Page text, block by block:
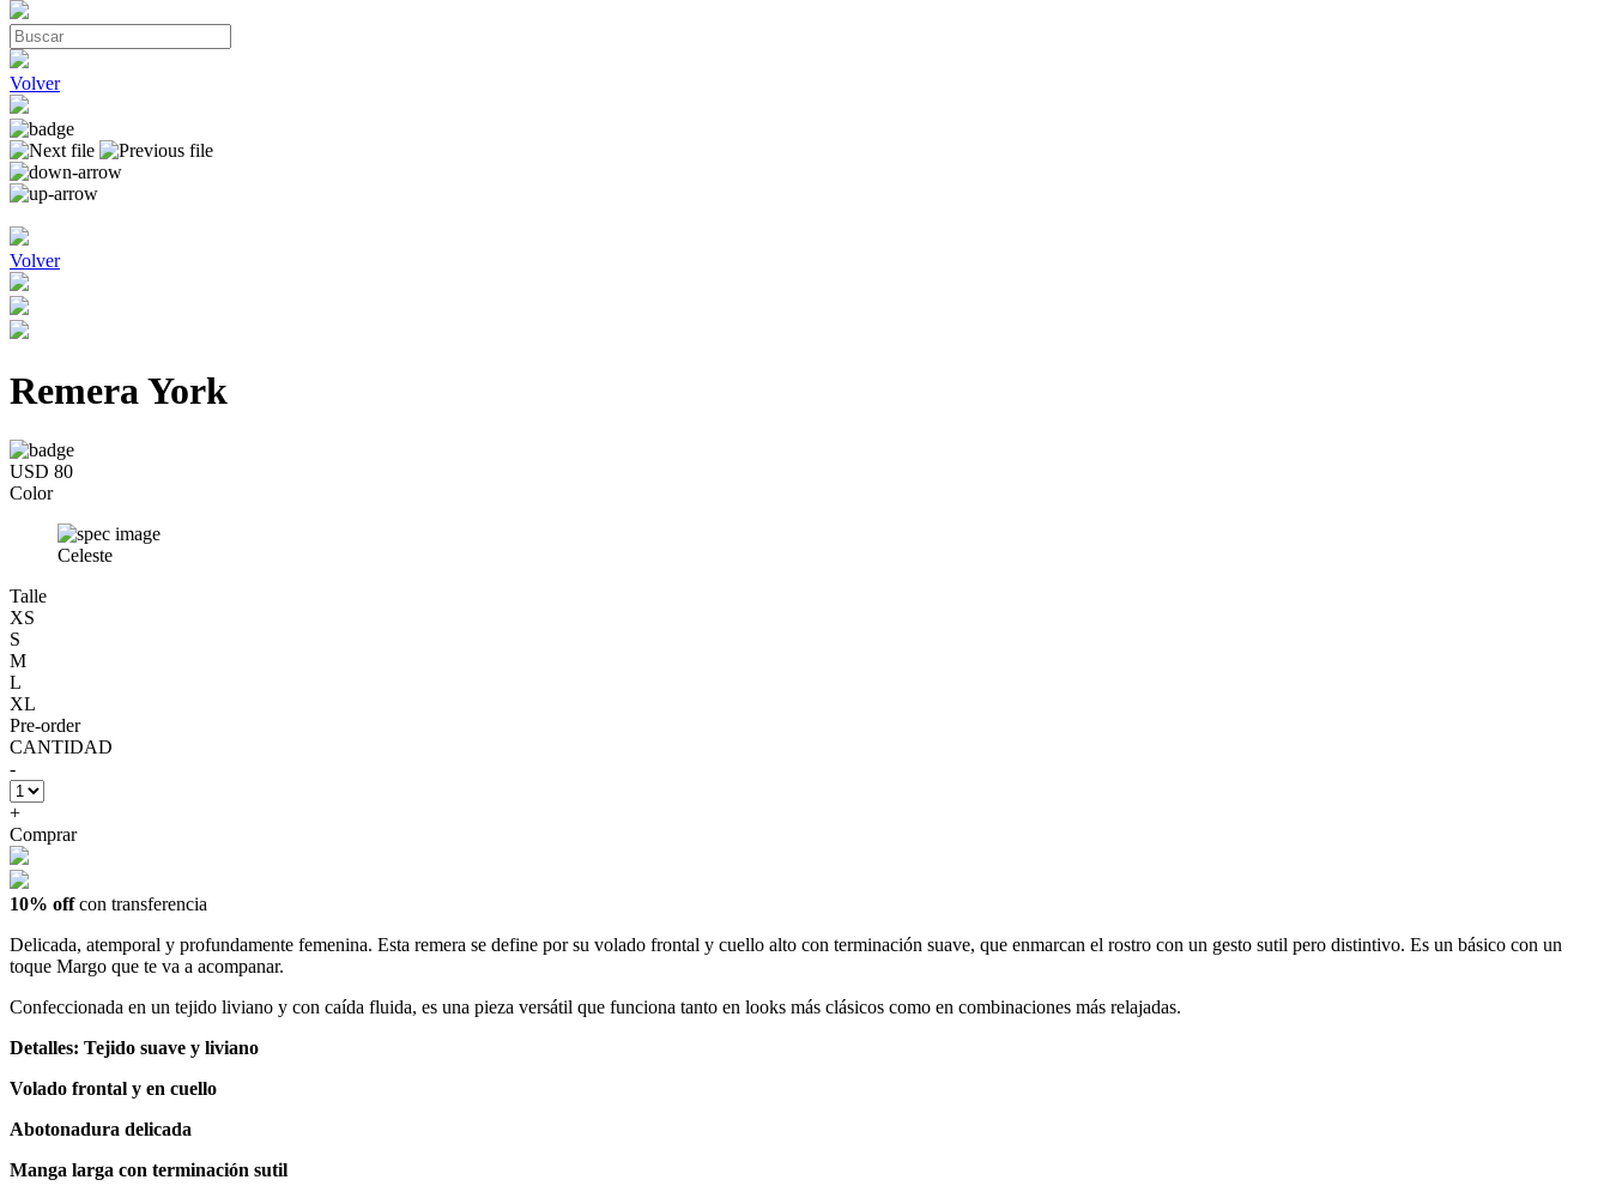
Volver
Volver
Remera York
USD 80
Color
Celeste
Talle
XS
S
M
L
XL
Pre-order
CANTIDAD
-
+
Comprar
10% offcon transferencia
Delicada, atemporal y profundamente femenina. Esta remera se define por su volado frontal y cuello alto con terminación suave, que enmarcan el rostro con un gesto sutil pero distintivo. Es un básico con un
toque Margo que te va a acompanar.
Confeccionada en un tejido liviano y con caída fluida, es una pieza versátil que funciona tanto en looks más clásicos como en combinaciones más relajadas.
Detalles: Tejido suave y liviano
Volado frontal y en cuello
Abotonadura delicada
Manga larga con terminación sutil